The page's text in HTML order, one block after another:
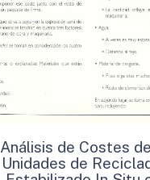
Análisis de Costes
Unidades de